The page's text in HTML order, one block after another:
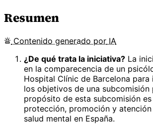
Resumen
Contenido generado por IA
¿De qué trata la iniciativa? La
en la comparecencia de un
Hospital Clínic de Barcelona
los objetivos de una subcomisión
propósito de esta subcomisión
protección, promoción y
salud mental en España.